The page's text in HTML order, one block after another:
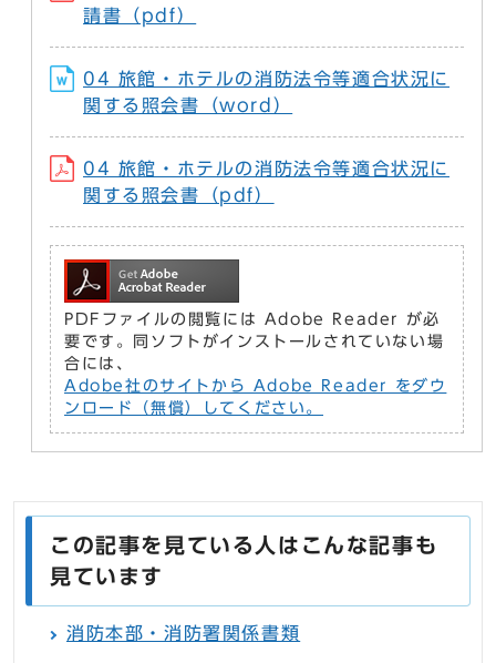
請書（pdf）
04 旅館・ホテルの消防法令等適合状況に
関する照会書（word）
04 旅館・ホテルの消防法令等適合状況に
関する照会書（pdf）
PDFファイルの閲覧には Adobe Reader が必
要です。同ソフトがインストールされていない場
合には、
Adobe社のサイトから Adobe Reader をダウ
ンロード（無償）してください。
この記事を見ている人はこんな記事も
見ています
消防本部・消防署関係書類